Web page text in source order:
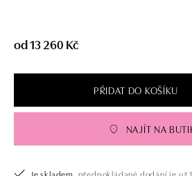
od 13 260 Kč
PŘIDAT DO KOŠÍKU
NAJÍT NA
Je skladem, předpokládané dodání je už